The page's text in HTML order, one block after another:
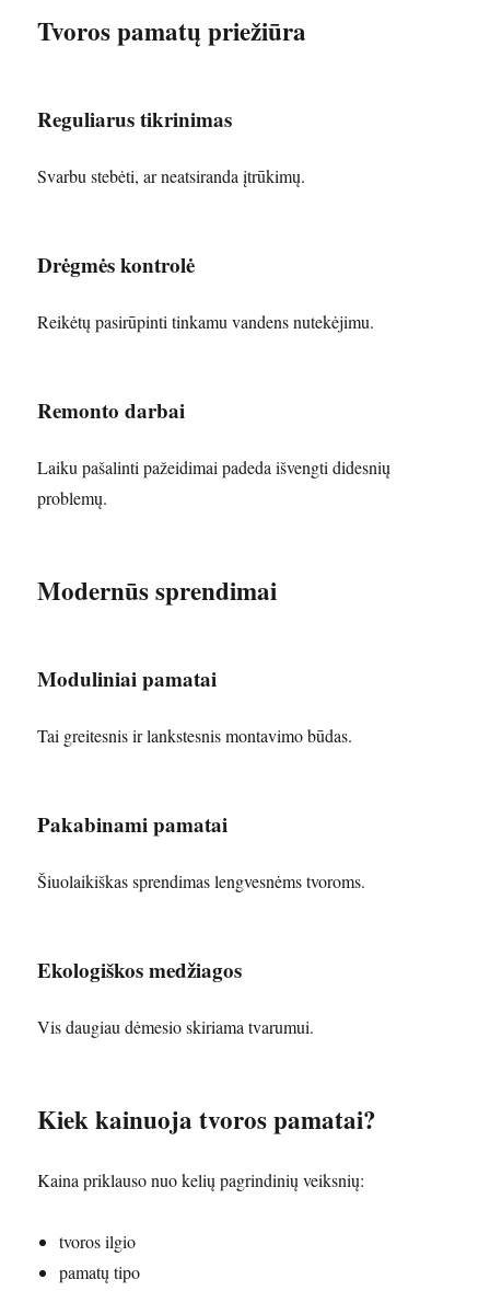
Tvoros pamatų priežiūra
Reguliarus tikrinimas
Svarbu stebėti, ar neatsiranda įtrūkimų.
Drėgmės kontrolė
Reikėtų pasirūpinti tinkamu vandens nutekėjimu.
Remonto darbai
Laiku pašalinti pažeidimai padeda išvengti didesnių
problemų.
Modernūs sprendimai
Moduliniai pamatai
Tai greitesnis ir lankstesnis montavimo būdas.
Pakabinami pamatai
Šiuolaikiškas sprendimas lengvesnėms tvoroms.
Ekologiškos medžiagos
Vis daugiau dėmesio skiriama tvarumui.
Kiek kainuoja tvoros pamatai?
Kaina priklauso nuo kelių pagrindinių veiksnių:
tvoros ilgio
pamatų tipo